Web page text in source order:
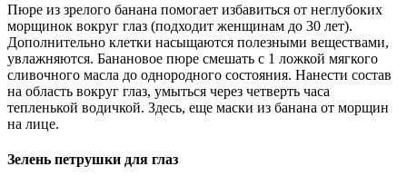
Пюре из зрелого банана помогает избавиться от неглубоких
морщинок вокруг глаз (подходит женщинам до 30 лет).
Дополнительно клетки насыщаются полезными веществами,
увлажняются. Банановое пюре смешать с 1 ложкой мягкого
сливочного масла до однородного состояния. Нанести состав
на область вокруг глаз, умыться через четверть часа
тепленькой водичкой. Здесь, еще маски из банана от морщин
на лице.
Зелень петрушки для глаз